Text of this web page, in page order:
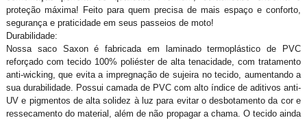
proteção máxima! Feito para quem precisa de mais espaço e conforto,
segurança e praticidade em seus passeios de moto!
Durabilidade:
Nossa saco Saxon é fabricada em laminado termoplástico de PVC
reforçado com tecido 100% poliéster de alta tenacidade, com tratamento
anti-wicking, que evita a impregnação de sujeira no tecido, aumentando a
sua durabilidade. Possui camada de PVC com alto índice de aditivos anti-
UV e pigmentos de alta solidez à luz para evitar o desbotamento da cor e
ressecamento do material, além de não propagar a chama. O tecido ainda